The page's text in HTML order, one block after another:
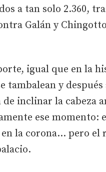
a tan solo 2.360,
Galán y
igual que en la
tambalean y
inclinar la cabeza
ese momento:
la corona… pero el